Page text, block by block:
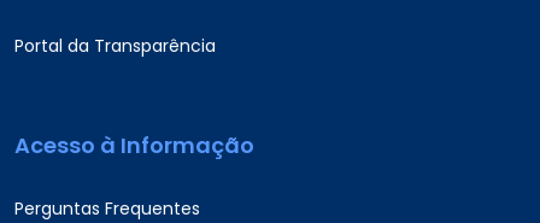
Portal da Transparência
Acesso à Informação
Perguntas Frequentes